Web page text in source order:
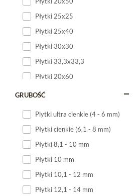
Płytki 25x25
Płytki 25x40
Płytki 30x30
Płytki 33,3x33,3
Płytki 20x60
Płytki 20x120
GRUBOŚĆ
Plytki ultra cienkie (4 - 6 mm)
Płytki cienkie (6,1 - 8 mm)
Płytki 8,1 - 10 mm
Płytki 10 mm
Płytki 10,1 - 12 mm
Płytki 12,1 - 14 mm